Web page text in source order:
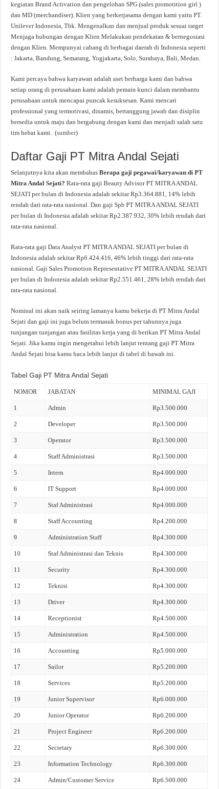
kegiatan Brand Activation dan pengelohan SPG (sales promotition girl )
dan MD (merchandiser). Klien yang berkerjasama dengan kami yaitu PT.
Unilever Indonesia, Tbk. Mengenalkan dan menjual produk sesuai target
Menjaga hubungan dengan Klien Melakukan pendekatan & bernegosiasi
dengan Klien. Mempunyai cabang di berbagai daerah di Indonesia seperti
: Jakarta, Bandung, Semarang, Yogjakarta, Solo, Surabaya, Bali, Medan.
Kami percaya bahwa karyawan adalah aset berharga kami dan bahwa
setiap orang di perusahaan kami adalah pemain kunci dalam membantu
perusahaan untuk mencapai puncak kesuksesan. Kami mencari
professional yang termotivasi, dinamis, bertanggung jawab dan disiplin
bersedia untuk maju dan bergabung dengan kami dan menjadi salah satu
tim hebat kami. (sumber)
Daftar Gaji PT Mitra Andal Sejati
Selanjutnya kita akan membahasBerapa gaji pegawai/karyawan di PT
Mitra Andal Sejati?Rata-rata gaji Beauty Advisor PT MITRA ANDAL
SEJATI per bulan di Indonesia adalah sekitar Rp3.364.881, 14% lebih
rendah dari rata-rata nasional. Dan gaji Spb PT MITRA ANDAL SEJATI
per bulan di Indonesia adalah sekitar Rp2.387.932, 30% lebih rendah dari
rata-rata nasional.
Rata-rata gaji Data Analyst PT MITRA ANDAL SEJATI per bulan di
Indonesia adalah sekitar Rp6.424.416, 46% lebih tinggi dari rata-rata
nasional. Gaji Sales Promotion Representative PT MITRA ANDAL SEJATI
per bulan di Indonesia adalah sekitar Rp2.551.461, 28% lebih rendah dari
rata-rata nasional.
Nominal ini akan naik seiring lamanya kamu bekerja di PT Mitra Andal
Sejati dan gaji ini juga belum termasuk bonus per tahunnya juga
tunjangan tunjangan atau fasilitas kerja yang di berikan PT Mitra Andal
Sejati. Jika kamu ingin mengetahui lebih lanjut tentang gaji PT Mitra
Andal Sejati bisa kamu baca lebih lanjut di tabel di bawah ini.
Tabel Gaji PT Mitra Andal Sejati
NOMOR JABATAN MINIMAL GAJI
1 Admin Rp3.500.000
2 Developer Rp3.500.000
3 Operator Rp3.500.000
4 Staff Administrasi Rp3.500.000
5 Intern Rp4.000.000
6 IT Support Rp4.000.000
7 Staf Administrasi Rp4.000.000
8 Staff Accounting Rp4.200.000
9 Administration Staff Rp4.300.000
10 Staf Administrasi dan Teknis Rp4.300.000
11 Security Rp4.300.000
12 Teknisi Rp4.300.000
13 Driver Rp4.300.000
14 Receptionist Rp4.500.000
15 Administration Rp4.500.000
16 Accounting Rp5.000.000
17 Sailor Rp5.200.000
18 Services Rp5.200.000
19 Junior Supervisor Rp6.000.000
20 Junior Operator Rp6.200.000
21 Project Engineer Rp6.200.000
22 Secretary Rp6.300.000
23 Information Technology Rp6.300.000
24 Admin/Customer Service Rp6.500.000